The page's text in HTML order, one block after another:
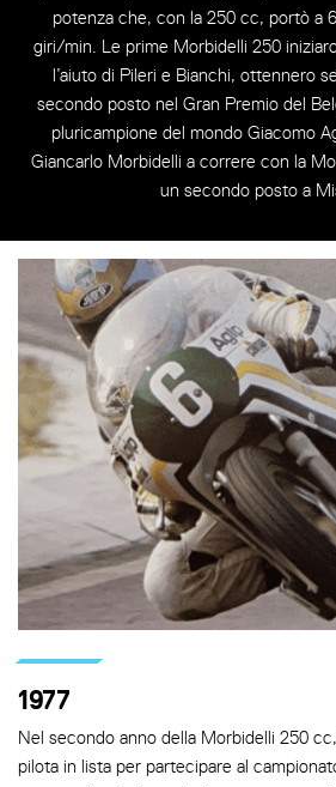
potenza che, con la 250 cc, portò a
giri/min. Le prime Morbidelli 250
l’aiuto di Pileri e Bianchi, ottennero
secondo posto nel Gran Premio del
pluricampione del mondo Giacomo
Giancarlo Morbidelli a correre con la
un secondo posto a
1977
Nel secondo anno della Morbidelli 250
pilota in lista per partecipare al